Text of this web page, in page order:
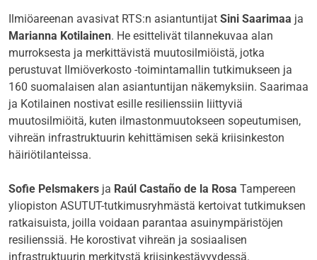
Ilmiöareenan avasivat RTS:n asiantuntijat Sini Saarimaa ja
Marianna Kotilainen. He esittelivät tilannekuvaa alan
murroksesta ja merkittävistä muutosilmiöistä, jotka
perustuvat Ilmiöverkosto -toimintamallin tutkimukseen ja
160 suomalaisen alan asiantuntijan näkemyksiin. Saarimaa
ja Kotilainen nostivat esille resilienssiin liittyviä
muutosilmiöitä, kuten ilmastonmuutokseen sopeutumisen,
vihreän infrastruktuurin kehittämisen sekä kriisinkeston
häiriötilanteissa.
Sofie Pelsmakers ja Raúl Castaño de la Rosa Tampereen
yliopiston ASUTUT-tutkimusryhmästä kertoivat tutkimuksen
ratkaisuista, joilla voidaan parantaa asuinympäristöjen
resilienssiä. He korostivat vihreän ja sosiaalisen
infrastruktuurin merkitystä kriisinkestävyydessä.